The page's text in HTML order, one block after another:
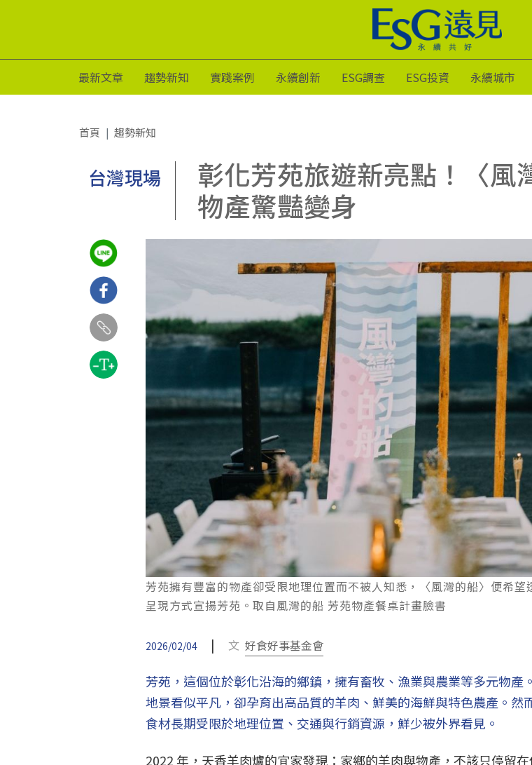
最新文章 趨勢新知 實踐案例 永續創新 ESG調查 ESG投資 永續城市
首頁 趨勢新知
台灣現場
彰化芳苑旅遊新亮點！〈風
物產驚豔變身
芳苑擁有豐富的物產卻受限地理位置而不被人知悉，〈風灣的船〉便希望
呈現方式宣揚芳苑。取自風灣的船 芳苑物產餐桌計畫臉書
2026/02/04 | 文 好食好事基金會
芳苑，這個位於彰化沿海的鄉鎮，擁有畜牧、漁業與農業等多元物產
地景看似平凡，卻孕育出高品質的羊肉、鮮美的海鮮與特色農產。然
食材長期受限於地理位置、交通與行銷資源，鮮少被外界看見。
2022 年，天香羊肉爐的宜家發現：家鄉的羊肉與物產，不該只停留